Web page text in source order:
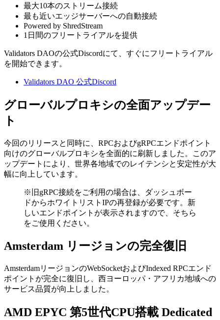
最大10本のストリーム接続
最も近いエッジサーバーへの自動接続
Powered by ShredStream
1日間のフリートライアルを提供
Validators DAOの公式Discordにて、すぐにフリートライアル
を開始できます。
Validators DAO 公式Discord
グローバルプロキシの全面アップデー
ト
今回のリリースと同時に、RPCおよびgRPCエンドポイント
向けのグローバルプロキシを全面的に刷新しました。このア
ップデートにより、世界各地域でのレイテンシと安定性が大
幅に向上しています。
※旧gRPC接続をご利用の場合は、ダッシュボー
ドからホワイトリストIPの再登録が必要です。新
しいエンドポイントが表示されますので、そちら
をご使用ください。
Amsterdam リージョンの完全復旧
AmsterdamリージョンのWebSocketおよびIndexed RPCエンド
ポイントが完全に復旧し、西ヨーロッパ・アフリカ地域への
サービス品質が向上しました。
AMD EPYC 第5世代CPU搭載 Dedicated